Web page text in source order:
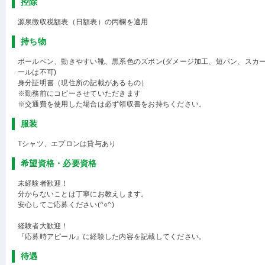
源泉徴収税額表（日額表）の丙欄を適用
持ち物
ボールペン、動きやすい靴、黒系色のズボン(ダメージ加工、短パン、スカ
ールは不可)
身分証明書（現住所の記載があるもの）
※勤務前にコピーさせていただきます
※交通費を使用した場合は必ず領収書をお持ちください。
服装
Tシャツ、エプロンは貸与あり
希望資格・必要資格
未経験者歓迎！
分からないことは丁寧にお教えします。
安心してご応募ください(^○^)
経験者大歓迎！
『応募時アピール』に経験した内容を記載してください。
待遇